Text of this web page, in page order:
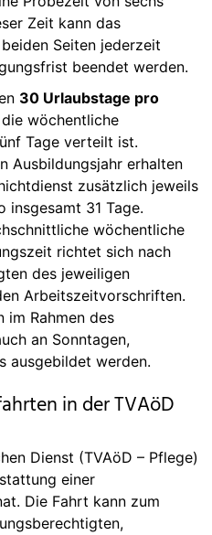
Zeit kann das
Seiten jederzeit
beendet werden.
30 Urlaubstage pro
wöchentliche
Tage verteilt ist.
Ausbildungsjahr erhalten
zusätzlich jeweils
insgesamt 31 Tage.
wöchentliche
richtet sich nach
des jeweiligen
Arbeitszeitvorschriften.
im Rahmen des
an Sonntagen,
ausgebildet werden.
in der TVAöD
Dienst (TVAöD – Pflege)
einer
Die Fahrt kann zum